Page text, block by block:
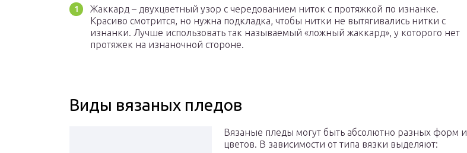
Жаккард – двухцветный узор с чередованием ниток с протяжкой по изнанке.
Красиво смотрится, но нужна подкладка, чтобы нитки не вытягивались нитки с
изнанки. Лучше использовать так называемый «ложный жаккард», у которого нет
протяжек на изнаночной стороне.
Виды вязаных пледов
Вязаные пледы могут быть абсолютно разных форм и
цветов. В зависимости от типа вязки выделяют: